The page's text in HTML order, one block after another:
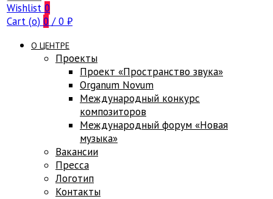
Wishlist 0
Cart (o) 0 / 0 ₽
О ЦЕНТРЕ
Проекты
Проект «Пространство звука»
Оrganum Novum
Международный конкурс
композиторов
Международный форум «Новая
музыка»
Вакансии
Пресса
Логотип
Контакты